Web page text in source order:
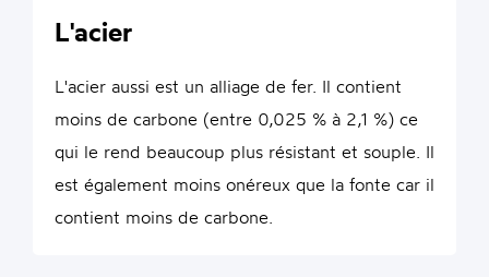
L'acier
L'acier aussi est un alliage de fer. Il contient
moins de carbone (entre 0,025 % à 2,1 %) ce
qui le rend beaucoup plus résistant et souple. Il
est également moins onéreux que la fonte car il
contient moins de carbone.